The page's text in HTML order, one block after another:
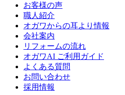
お客様の声
職人紹介
オガワからの耳より情報
会社案内
リフォームの流れ
オガワAI ご利用ガイド
よくある質問
お問い合わせ
採用情報